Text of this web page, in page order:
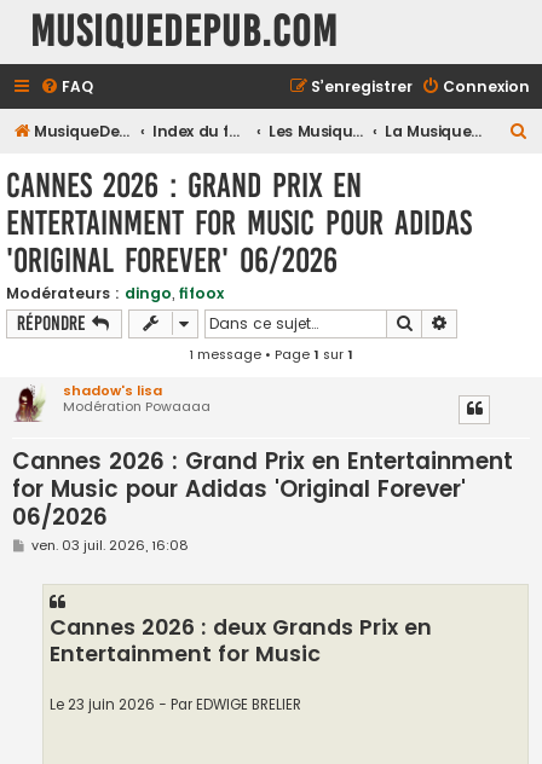
MusiqueDePub.com
FAQ Connexion
S’enregistrer
MusiqueDePub.com Index du forum Les Musiques De Pubs La Musique & la Pub
Cannes 2026 : Grand Prix en
Entertainment for Music pour Adidas
'Original Forever' 06/2026
Modérateurs : dingo, fifoox
Répondre Rechercher
1 message • Page1 sur1
shadow's lisa
Modération Powaaaa
Cannes 2026 : Grand Prix en Entertainment
for Music pour Adidas 'Original Forever'
06/2026
M
ven. 03 juil. 2026, 16:08
Cannes 2026 : deux Grands Prix en
Entertainment for Music
Le 23 juin 2026 - Par EDWIGE BRELIER